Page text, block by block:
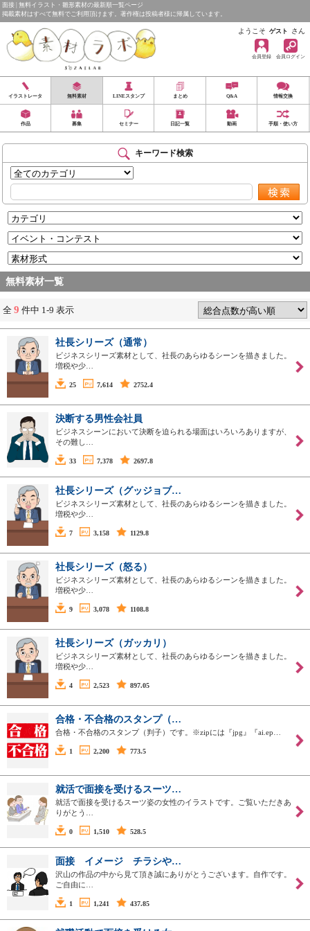
面接 | 無料イラスト・雛形素材の最新順一覧ページ
掲載素材はすべて無料でご利用頂けます。著作権は投稿者様に帰属しています。
ようこそ ゲスト さん
会員登録 会員ログイン
イラストレータ 無料素材 LINEスタンプ まとめ Q&A 情報交換
作品 募集 セミナー 日記一覧 動画 手順・使い方
キーワード検索
無料素材一覧
全 9 件中 1-9 表示
社長シリーズ（通常）
ビジネスシリーズ素材として、社長のあらゆるシーンを描きました。
増税や少…
25 7,614 2752.4
決断する男性会社員
ビジネスシーンにおいて決断を迫られる場面はいろいろありますが、
その難し…
33 7,378 2697.8
社長シリーズ（グッジョブ…
ビジネスシリーズ素材として、社長のあらゆるシーンを描きました。
増税や少…
7 3,158 1129.8
社長シリーズ（怒る）
ビジネスシリーズ素材として、社長のあらゆるシーンを描きました。
増税や少…
9 3,078 1108.8
社長シリーズ（ガッカリ）
ビジネスシリーズ素材として、社長のあらゆるシーンを描きました。
増税や少…
4 2,523 897.05
合格・不合格のスタンプ（…
合格・不合格のスタンプ（判子）です。※zipには『jpg』『ai.ep…
1 2,200 773.5
就活で面接を受けるスーツ…
就活で面接を受けるスーツ姿の女性のイラストです。ご覧いただきあ
りがとう…
0 1,510 528.5
面接 イメージ チラシや…
沢山の作品の中から見て頂き誠にありがとうございます。自作です。
ご自由に…
1 1,241 437.85